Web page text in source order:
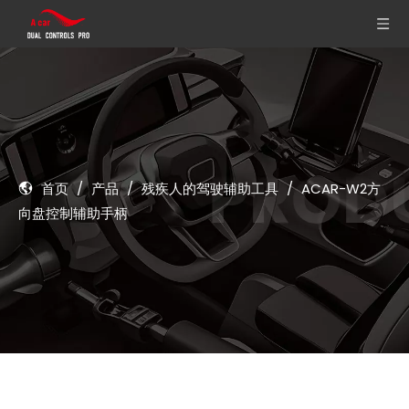
首页 / 产品 / 残疾人的驾驶辅助工具 / ACAR-W2方
向盘控制辅助手柄